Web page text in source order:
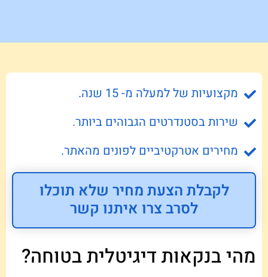
מקצועיות של למעלה מ- 15 שנה.
שירות בסטנדרטים הגבוהים ביותר.
מחירים אטרקטיביים לפונים מהאתר.
לקבלת הצעת מחיר שלא תוכלו
לסרב צרו איתנו קשר
מהי בנקאות דיגיטלית בטוחה?